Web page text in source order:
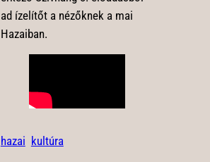
ad ízelítőt a nézőknek a mai
Hazaiban.
hazai kultúra